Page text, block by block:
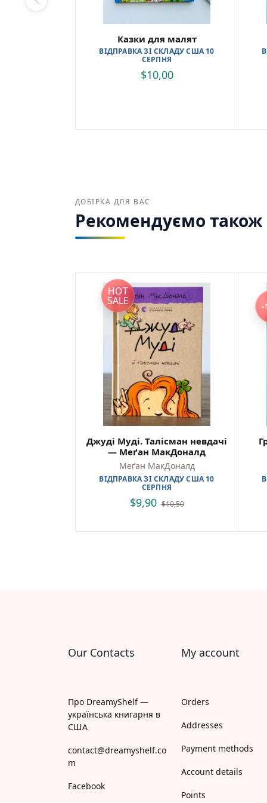
Казки для малят
ВІДПРАВКА ЗІ СКЛАДУ США 10
СЕРПНЯ
$10,00
ДОБІРКА ДЛЯ ВАС
Рекомендуємо також
HOT
SALE
Джуді Муді. Талісман невдачі
— Меґан МакДоналд
Меґан МакДоналд
ВІДПРАВКА ЗІ СКЛАДУ США 10
СЕРПНЯ
$9,90 $10,50
-
Our Contacts
Про DreamyShelf —
українська книгарня в
США
contact@dreamyshelf.co
m
Facebook
My account
Orders
Addresses
Payment methods
Account details
Points